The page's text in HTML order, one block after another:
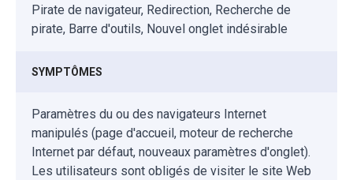
Pirate de navigateur, Redirection, Recherche de
pirate, Barre d'outils, Nouvel onglet indésirable
SYMPTÔMES
Paramètres du ou des navigateurs Internet
manipulés (page d'accueil, moteur de recherche
Internet par défaut, nouveaux paramètres d'onglet).
Les utilisateurs sont obligés de visiter le site Web